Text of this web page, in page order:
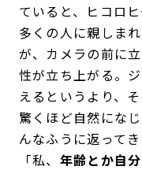
ていると、ヒコロ
多くの人に親しま
が、カメラの前に
性が立ち上がる。
えるというより、
驚くほど自然にな
んなふうに返ってき
「私、 年齢とか自